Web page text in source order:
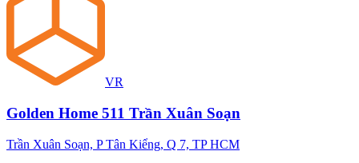
VR
Golden Home 511 Trần Xuân Soạn
Trần Xuân Soạn, P Tân Kiểng, Q 7, TP HCM